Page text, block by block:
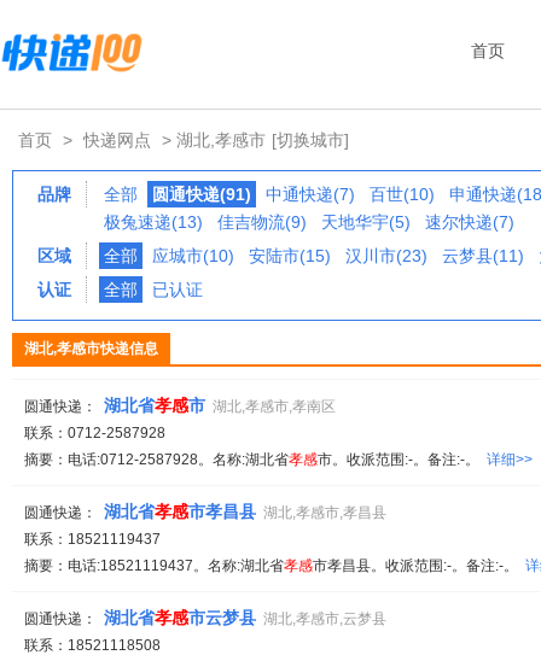
首页
首页 > 快递网点 > 湖北,孝感市 [切换城市]
品牌 全部 圆通快递(91) 中通快递(7) 百世(10)
申通快递
极兔速递(13)
佳吉物流(9) 天地华宇(5)
速尔快递(7)
区域
全部 应城市(10) 安陆市(15) 汉川市(23) 云梦县(11)
认证
全部 已认证
湖北,孝感市快递信息
圆通快递： 湖北省孝感市 湖北,孝感市,孝南区
联系：0712-2587928
摘要：电话:0712-2587928。名称:湖北省孝感市。收派范围:-。备注:-。 详细>>
圆通快递： 湖北省孝感市孝昌县 湖北,孝感市,孝昌县
联系：18521119437
摘要：电话:18521119437。名称:湖北省孝感市孝昌县。收派范围:-。备注:-。
圆通快递： 湖北省孝感市云梦县 湖北,孝感市,云梦县
联系：18521118508